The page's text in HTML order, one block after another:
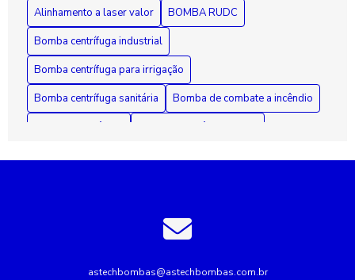
Alinhamento a laser valor
BOMBA RUDC
Bomba centrífuga industrial
Bomba centrífuga para irrigação
Bomba centrífuga sanitária
Bomba de combate a incêndio
Bomba de incêndio
Bomba de incêndio 7 5 cv
Bombas submersas
Conserto de bomba submersa
Conserto de bombas
astechbombas@astechbombas.com.br